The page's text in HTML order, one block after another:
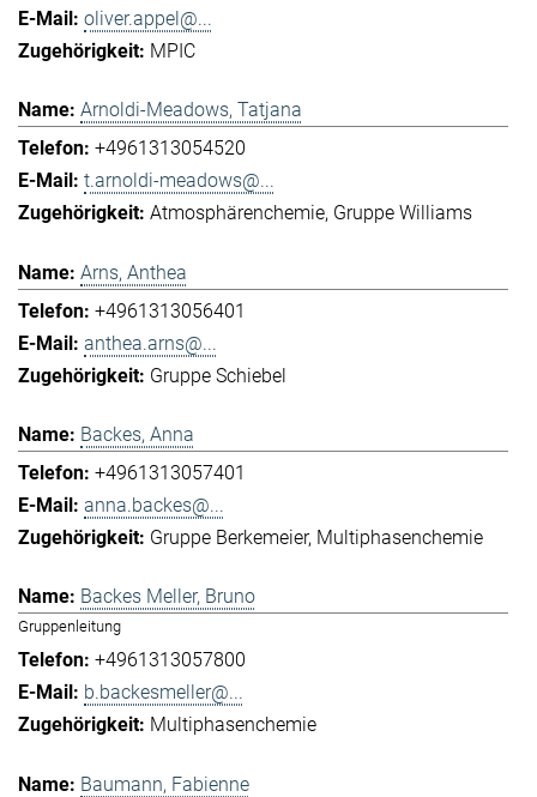
oliver.appel@...
MPIC
Arnoldi-Meadows, Tatjana
+4961313054520
t.arnoldi-meadows@...
Atmosphärenchemie Gruppe Williams
Arns, Anthea
+4961313056401
anthea.arns@...
Gruppe Schiebel
Backes, Anna
+4961313057401
anna.backes@...
Gruppe Berkemeier Multiphasenchemie
Backes Meller, Bruno
Gruppenleitung
+4961313057800
b.backesmeller@...
Multiphasenchemie
Baumann, Fabienne